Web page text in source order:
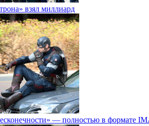
взял миллиард
— полностью в формате